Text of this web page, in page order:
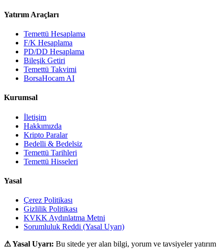
Yatırım Araçları
Temettü Hesaplama
F/K Hesaplama
PD/DD Hesaplama
Bileşik Getiri
Temettü Takvimi
BorsaHocam AI
Kurumsal
İletişim
Hakkımızda
Kripto Paralar
Bedelli & Bedelsiz
Temettü Tarihleri
Temettü Hisseleri
Yasal
Çerez Politikası
Gizlilik Politikası
KVKK Aydınlatma Metni
Sorumluluk Reddi (Yasal Uyarı)
⚠ Yasal Uyarı: Bu sitede yer alan bilgi, yorum ve tavsiyeler yatırım